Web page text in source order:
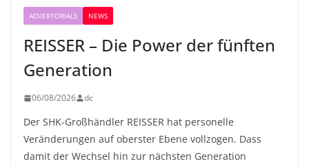
ADVERTORIALS NEWS
REISSER – Die Power der fünften
Generation
06/08/2026 dc
Der SHK-Großhändler REISSER hat personelle
Veränderungen auf oberster Ebene vollzogen. Dass
damit der Wechsel hin zur nächsten Generation